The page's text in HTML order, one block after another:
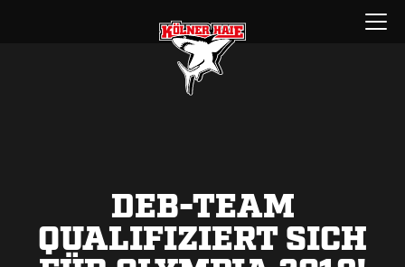
Menü
öffnen
DEB-TEAM
QUALIFIZIERT SICH